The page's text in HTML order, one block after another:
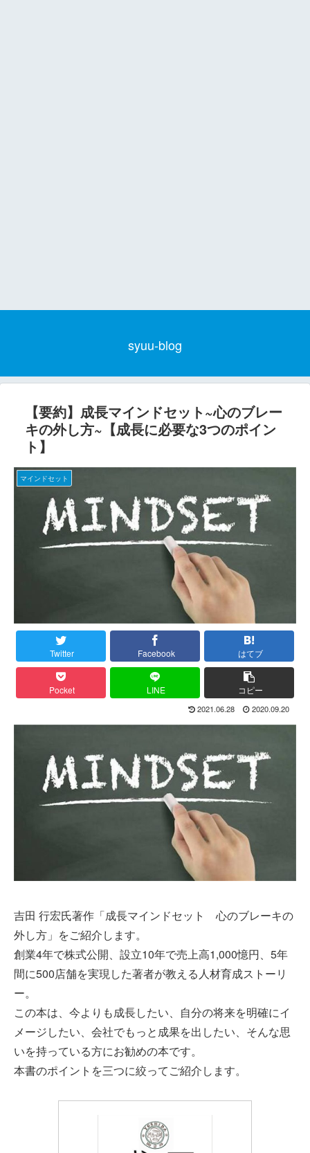
syuu-blog
【要約】成長マインドセット~心のブレー
キの外し方~【成長に必要な3つのポイン
ト】
マインドセット
Twitter Facebook はてブ
Pocket LINE コピー
2021.06.28 2020.09.20
吉田 行宏氏著作「成長マインドセット 心のブレーキの
外し方」をご紹介します。
創業4年で株式公開、設立10年で売上高1,000憶円、5年
間に500店舗を実現した著者が教える人材育成ストーリ
ー。
この本は、今よりも成長したい、自分の将来を明確にイ
メージしたい、会社でもっと成果を出したい、そんな思
いを持っている方にお勧めの本です。
本書のポイントを三つに絞ってご紹介します。